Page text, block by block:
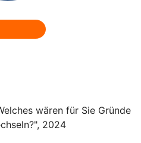
wären für Sie Gründe
2024